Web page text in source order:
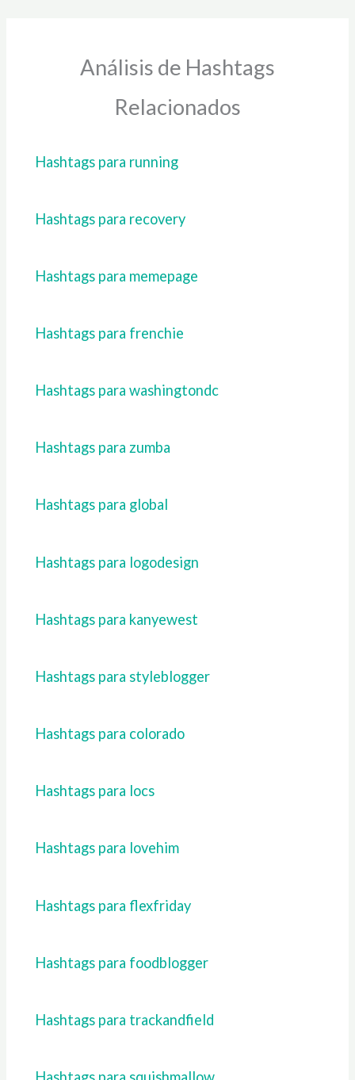
Análisis de Hashtags
Relacionados
Hashtags para running
Hashtags para recovery
Hashtags para memepage
Hashtags para frenchie
Hashtags para washingtondc
Hashtags para zumba
Hashtags para global
Hashtags para logodesign
Hashtags para kanyewest
Hashtags para styleblogger
Hashtags para colorado
Hashtags para locs
Hashtags para lovehim
Hashtags para flexfriday
Hashtags para foodblogger
Hashtags para trackandfield